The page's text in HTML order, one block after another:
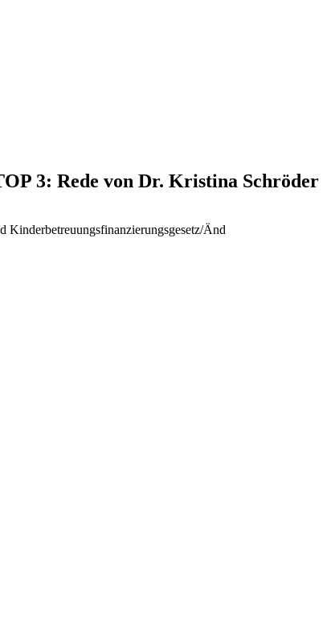
3: Rede von Dr. Kristina Schröder
Kinderbetreuungsfinanzierungsgesetz/Änd